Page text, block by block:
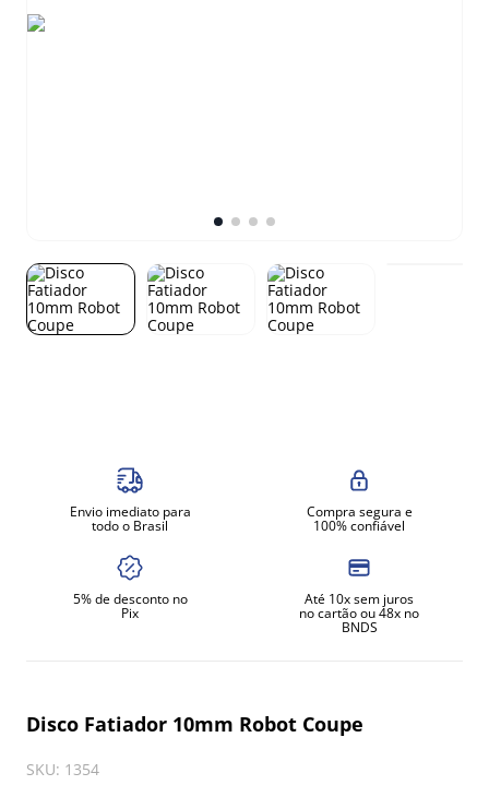
Envio imediato para
todo o Brasil
Compra segura e
100% confiável
5% de desconto no
Pix
Até 10x sem juros
no cartão ou 48x no
BNDS
Disco Fatiador 10mm Robot Coupe
SKU: 1354
8